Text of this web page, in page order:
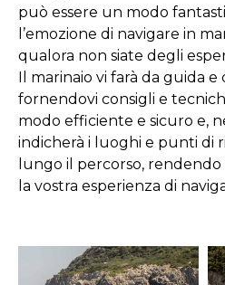
può essere un modo
l’emozione di navigare in
qualora non siate degli
Il marinaio vi farà da guida
fornendovi consigli e
modo efficiente e sicuro e,
indicherà i luoghi e punti di
lungo il percorso,
la vostra esperienza di